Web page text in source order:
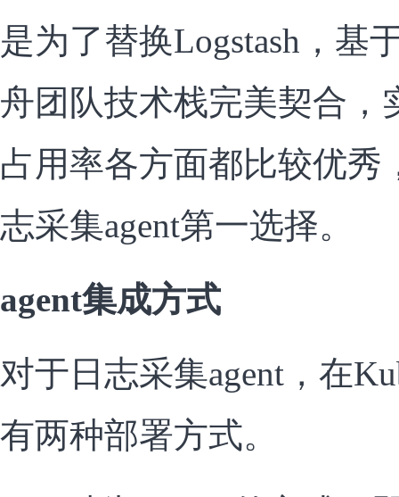
是为了替换Logstash，基
舟团队技术栈完美契合，
占用率各方面都比较优秀
志采集agent第一选择。
agent集成方式
对于日志采集agent，在
有两种部署方式。